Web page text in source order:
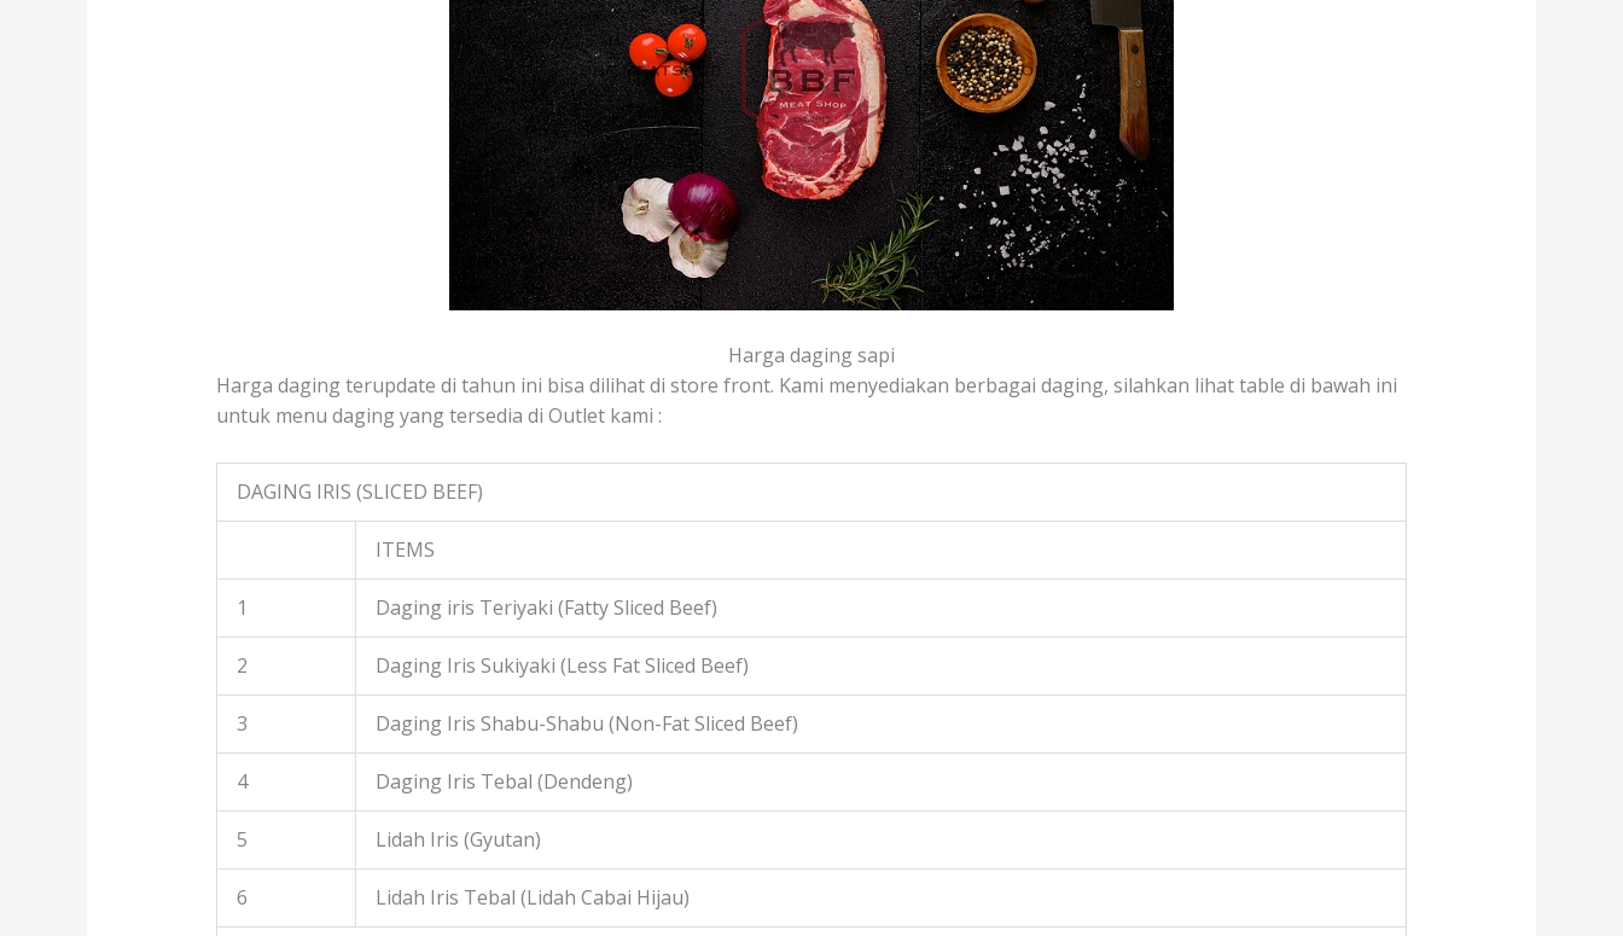
Harga daging sapi
Harga daging terupdate di tahun ini bisa dilihat di store front. Kami menyediakan berbagai daging, silahkan lihat table di bawah ini
untuk menu daging yang tersedia di Outlet kami :
DAGING IRIS (SLICED BEEF)
ITEMS
1 Daging iris Teriyaki (Fatty Sliced Beef)
2 Daging Iris Sukiyaki (Less Fat Sliced Beef)
3 Daging Iris Shabu-Shabu (Non-Fat Sliced Beef)
4 Daging Iris Tebal (Dendeng)
5 Lidah Iris (Gyutan)
6 Lidah Iris Tebal (Lidah Cabai Hijau)